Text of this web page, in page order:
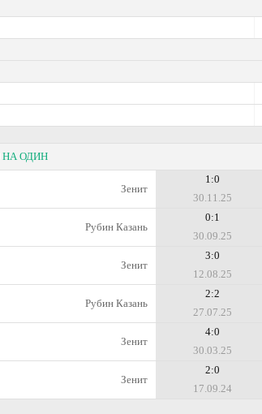
НА ОДИН
Зенит
1:0
30.11.25
Рубин Казань
0:1
30.09.25
Зенит
3:0
12.08.25
Рубин Казань
2:2
27.07.25
Зенит
4:0
30.03.25
Зенит
2:0
17.09.24